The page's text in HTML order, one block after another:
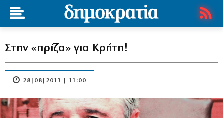
Στην «πρίζα» για Κρήτη!
28|08|2013 | 11:00